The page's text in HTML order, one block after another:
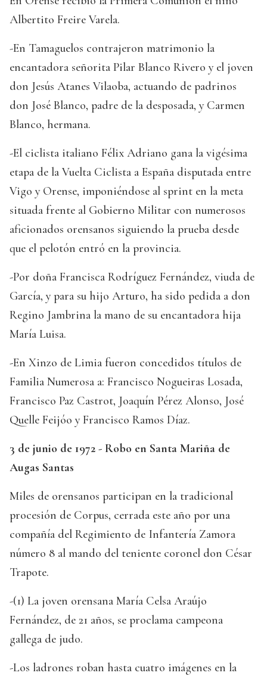
Albertito Freire Varela.
-En Tamaguelos contrajeron matrimonio la
encantadora señorita Pilar Blanco Rivero y el joven
don Jesús Atanes Vilaoba, actuando de padrinos
don José Blanco, padre de la desposada, y Carmen
Blanco, hermana.
-El ciclista italiano Félix Adriano gana la vigésima
etapa de la Vuelta Ciclista a España disputada entre
Vigo y Orense, imponiéndose al sprint en la meta
situada frente al Gobierno Militar con numerosos
aficionados orensanos siguiendo la prueba desde
que el pelotón entró en la provincia.
-Por doña Francisca Rodríguez Fernández, viuda de
García, y para su hijo Arturo, ha sido pedida a don
Regino Jambrina la mano de su encantadora hija
María Luisa.
-En Xinzo de Limia fueron concedidos títulos de
Familia Numerosa a: Francisco Nogueiras Losada,
Francisco Paz Castrot, Joaquín Pérez Alonso, José
Quelle Feijóo y Francisco Ramos Díaz.
3 de junio de 1972 - Robo en Santa Mariña de
Augas Santas
Miles de orensanos participan en la tradicional
procesión de Corpus, cerrada este año por una
compañía del Regimiento de Infantería Zamora
número 8 al mando del teniente coronel don César
Trapote.
-(1) La joven orensana María Celsa Araújo
Fernández, de 21 años, se proclama campeona
gallega de judo.
-Los ladrones roban hasta cuatro imágenes en la